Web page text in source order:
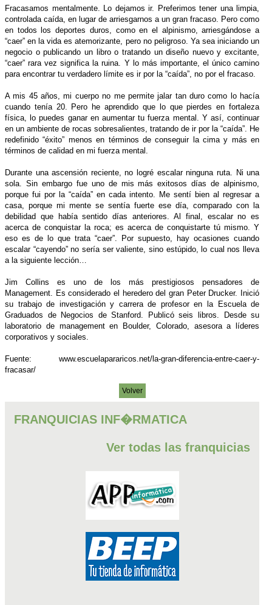
Fracasamos mentalmente. Lo dejamos ir. Preferimos tener una limpia,
controlada caída, en lugar de arriesgarnos a un gran fracaso. Pero como
en todos los deportes duros, como en el alpinismo, arriesgándose a
“caer” en la vida es atemorizante, pero no peligroso. Ya sea iniciando un
negocio o publicando un libro o tratando un diseño nuevo y excitante,
“caer” rara vez significa la ruina. Y lo más importante, el único camino
para encontrar tu verdadero límite es ir por la “caída”, no por el fracaso.
A mis 45 años, mi cuerpo no me permite jalar tan duro como lo hacía
cuando tenía 20. Pero he aprendido que lo que pierdes en fortaleza
física, lo puedes ganar en aumentar tu fuerza mental. Y así, continuar
en un ambiente de rocas sobresalientes, tratando de ir por la “caída”. He
redefinido “éxito” menos en términos de conseguir la cima y más en
términos de calidad en mi fuerza mental.
Durante una ascensión reciente, no logré escalar ninguna ruta. Ni una
sola. Sin embargo fue uno de mis más exitosos días de alpinismo,
porque fui por la “caída” en cada intento. Me sentí bien al regresar a
casa, porque mi mente se sentía fuerte ese día, comparado con la
debilidad que había sentido días anteriores. Al final, escalar no es
acerca de conquistar la roca; es acerca de conquistarte tú mismo. Y
eso es de lo que trata “caer”. Por supuesto, hay ocasiones cuando
escalar “cayendo” no sería ser valiente, sino estúpido, lo cual nos lleva
a la siguiente lección…
Jim Collins es uno de los más prestigiosos pensadores de
Management. Es considerado el heredero del gran Peter Drucker. Inició
su trabajo de investigación y carrera de profesor en la Escuela de
Graduados de Negocios de Stanford. Publicó seis libros. Desde su
laboratorio de management en Boulder, Colorado, asesora a líderes
corporativos y sociales.
Fuente: www.escuelapararicos.net/la-gran-diferencia-entre-caer-y-
fracasar/
Volver
FRANQUICIAS INF�RMATICA
Ver todas las franquicias